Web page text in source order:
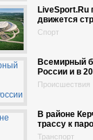
LiveSport.Ru
движется
Спорт
Всемирный
России и в
Происшествия
В районе
трассу к
Транспорт